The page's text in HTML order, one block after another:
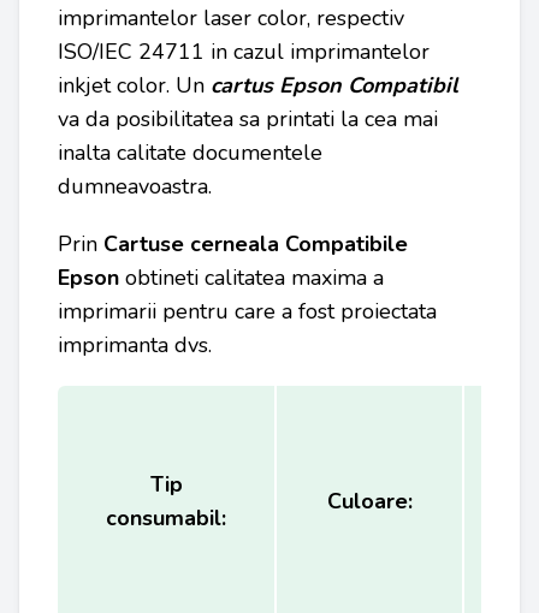
imprimantelor laser color, respectiv
ISO/IEC 24711 in cazul imprimantelor
inkjet color. Un cartus Epson Compatibil
va da posibilitatea sa printati la cea mai
inalta calitate documentele
dumneavoastra.
Prin Cartuse cerneala Compatibile
Epson obtineti calitatea maxima a
imprimarii pentru care a fost proiectata
imprimanta dvs.
Tip
consumabil:
Culoare: